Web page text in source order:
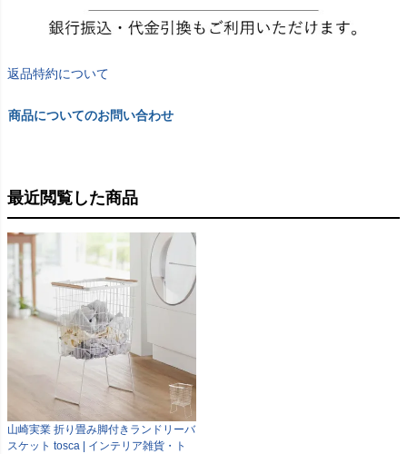
返品特約について
商品についてのお問い合わせ
最近閲覧した商品
山崎実業 折り畳み脚付きランドリーバ
スケット tosca | インテリア雑貨・ト